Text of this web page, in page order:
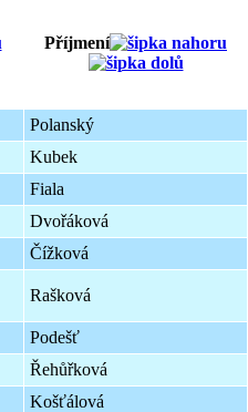
Příjmení
Polanský
Kubek
Fiala
Dvořáková
Čížková
Rašková
Podešť
Řehůřková
Košťálová